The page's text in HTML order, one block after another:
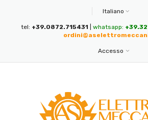
Italiano
tel: +39.0872.715431 whatsapp:
Accesso